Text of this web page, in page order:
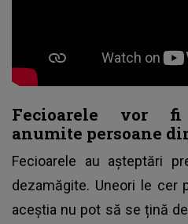
Fecioarele vor fi
anumite persoane
Fecioarele au așteptări
dezamăgite. Uneori le cer
aceștia nu pot să se țină